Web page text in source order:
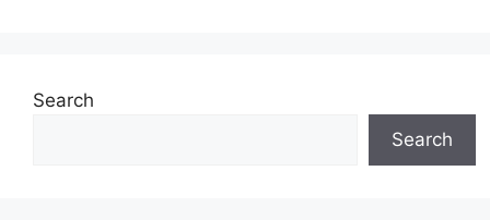
Search
Search